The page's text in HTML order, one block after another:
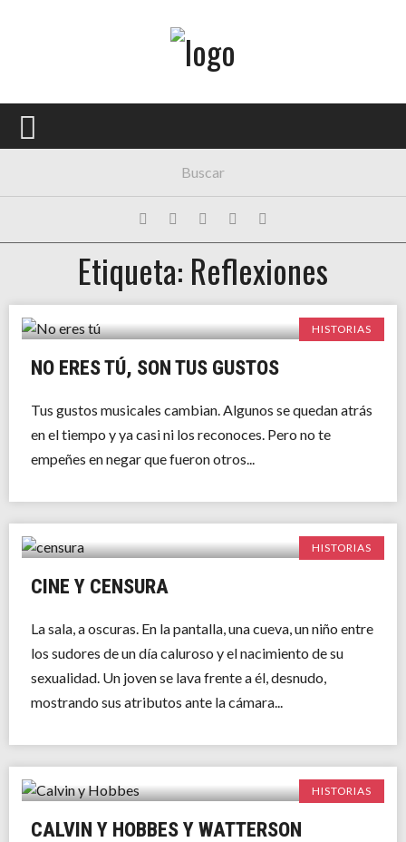
PORTADA
FESTIVALES
EXPOSICIONES
HISTORIAS
Etiqueta: Reflexiones
HISTORIAS
NO ERES TÚ, SON TUS GUSTOS
Tus gustos musicales cambian. Algunos se quedan atrás
en el tiempo y ya casi ni los reconoces. Pero no te
empeñes en negar que fueron otros...
HISTORIAS
CINE Y CENSURA
La sala, a oscuras. En la pantalla, una cueva, un niño entre
los sudores de un día caluroso y el nacimiento de su
sexualidad. Un joven se lava frente a él, desnudo,
mostrando sus atributos ante la cámara...
HISTORIAS
CALVIN Y HOBBES Y WATTERSON